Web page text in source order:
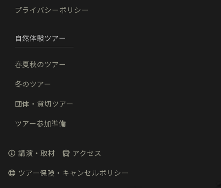
プライバシーポリシー
自然体験ツアー
春夏秋のツアー
冬のツアー
団体・貸切ツアー
ツアー参加準備
講演・取材 アクセス
ツアー保険・キャンセルポリシー